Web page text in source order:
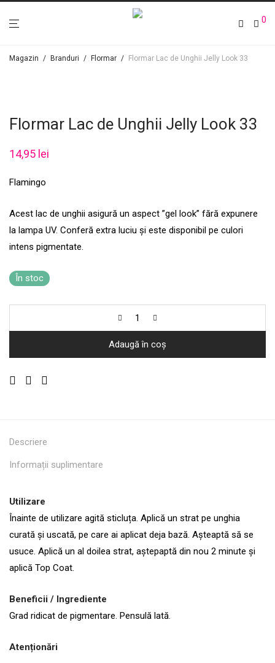
0
Magazin / Branduri / Flormar / Flormar Lac de Unghii Jelly Look 33
Flormar Lac de Unghii Jelly Look 33
14,95 lei
Flamingo
Acest lac de unghii asigură un aspect ”gel look” fără expunere
la lampa UV. Conferă extra luciu și este disponibil pe culori
intens pigmentate.
În stoc
Adaugă în coș
Descriere
Informații suplimentare
Utilizare
Înainte de utilizare agită sticluța. Aplică un strat pe unghia
curată și uscată, pe care ai aplicat deja bază. Așteaptă să se
usuce. Aplică un al doilea strat, aștepaptă din nou 2 minute și
aplică Top Coat.
Beneficii / Ingrediente
Grad ridicat de pigmentare. Pensulă lată.
Atenționări